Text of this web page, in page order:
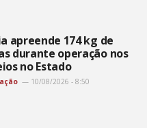
apreende 174 kg de
durante operação nos
no Estado
10/08/2026 - 8:50